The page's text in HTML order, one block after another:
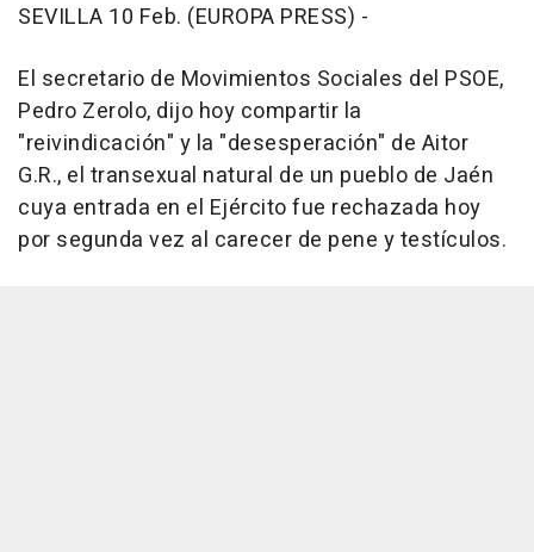
SEVILLA 10 Feb. (EUROPA PRESS) -
El secretario de Movimientos Sociales del PSOE,
Pedro Zerolo, dijo hoy compartir la
"reivindicación" y la "desesperación" de Aitor
G.R., el transexual natural de un pueblo de Jaén
cuya entrada en el Ejército fue rechazada hoy
por segunda vez al carecer de pene y testículos.